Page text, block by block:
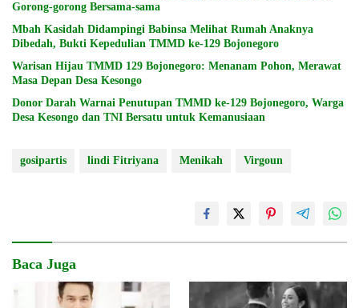
Gorong-gorong Bersama-sama
Mbah Kasidah Didampingi Babinsa Melihat Rumah Anaknya
Dibedah, Bukti Kepedulian TMMD ke-129 Bojonegoro
Warisan Hijau TMMD 129 Bojonegoro: Menanam Pohon, Merawat
Masa Depan Desa Kesongo
Donor Darah Warnai Penutupan TMMD ke-129 Bojonegoro, Warga
Desa Kesongo dan TNI Bersatu untuk Kemanusiaan
gosipartis lindi Fitriyana Menikah Virgoun
Baca Juga